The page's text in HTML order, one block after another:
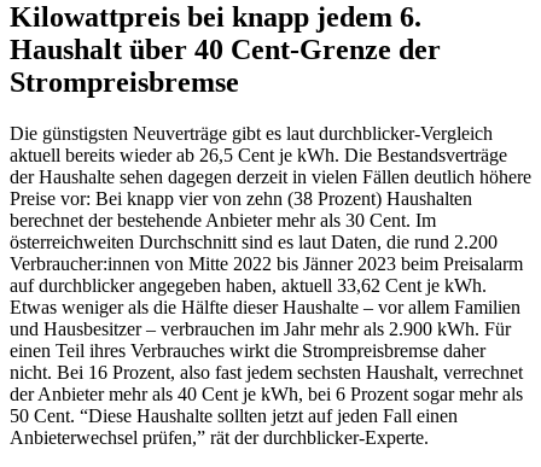
Kilowattpreis bei knapp jedem 6.
Haushalt über 40 Cent-Grenze der
Strompreisbremse
Die günstigsten Neuverträge gibt es laut durchblicker-Vergleich
aktuell bereits wieder ab 26,5 Cent je kWh. Die Bestandsverträge
der Haushalte sehen dagegen derzeit in vielen Fällen deutlich höhere
Preise vor: Bei knapp vier von zehn (38 Prozent) Haushalten
berechnet der bestehende Anbieter mehr als 30 Cent. Im
österreichweiten Durchschnitt sind es laut Daten, die rund 2.200
Verbraucher:innen von Mitte 2022 bis Jänner 2023 beim Preisalarm
auf durchblicker angegeben haben, aktuell 33,62 Cent je kWh.
Etwas weniger als die Hälfte dieser Haushalte – vor allem Familien
und Hausbesitzer – verbrauchen im Jahr mehr als 2.900 kWh. Für
einen Teil ihres Verbrauches wirkt die Strompreisbremse daher
nicht. Bei 16 Prozent, also fast jedem sechsten Haushalt, verrechnet
der Anbieter mehr als 40 Cent je kWh, bei 6 Prozent sogar mehr als
50 Cent. “Diese Haushalte sollten jetzt auf jeden Fall einen
Anbieterwechsel prüfen,” rät der durchblicker-Experte.